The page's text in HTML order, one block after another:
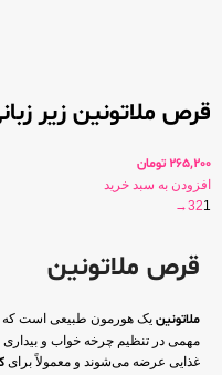
قرص ملاتونین زیر
265,200 تومان
افزودن به سبد خرید
1
2
3
→
قرص ملاتونین
ملاتونین یک هورمون طبیعی است که
مهمی در تنظیم چرخه خواب و
غذایی عرضه می‌شوند و معمولاً برای